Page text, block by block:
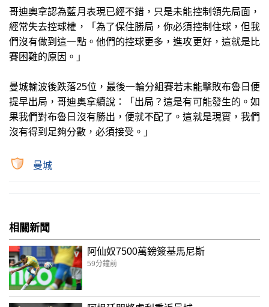
哥迪奧拿認為藍月表現已經不錯，只是未能控制領先局面，
經常失去控球權，「為了保住勝局，你必須控制住球，但我
們沒有做到這一點。他們的控球更多，進攻更好，這就是比
賽困難的原因。」
曼城輸波後跌落25位，最後一輪分組賽若未能擊敗布魯日便
提早出局，哥迪奧拿續說：「出局？這是有可能發生的。如
果我們對布魯日沒有勝出，便就不配了。這就是現實，我們
沒有得到足夠分數，必須接受。」
曼城
相關新聞
阿仙奴7500萬鎊簽基馬尼斯
59分鐘前